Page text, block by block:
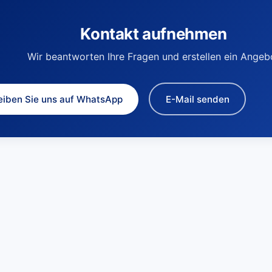
Kontakt aufnehmen
Wir beantworten Ihre Fragen und erstellen ein
Sie uns auf WhatsApp E-Mail senden